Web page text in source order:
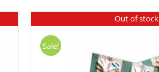
Out of stock
Sale!